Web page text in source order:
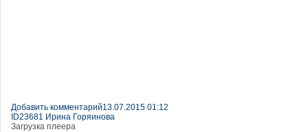
Добавить комментарий13.07.2015 01:12
ID23681 Ирина Горяинова
Загрузка плеера